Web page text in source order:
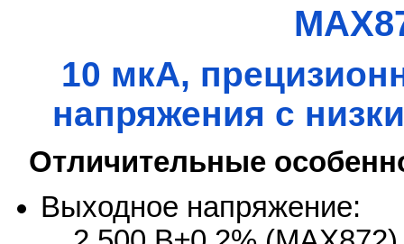
10 мкА,
напряжения с
Отличительные
Выходное напряжение: